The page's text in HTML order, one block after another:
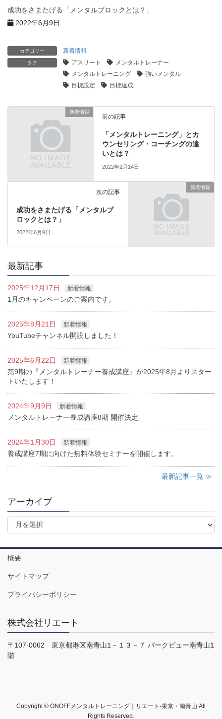
成功をさまたげる「メンタルブロックとは？」
2022年6月9日
カテゴリー 新着情報
タグ アスリート
メンタルトレーナー
メンタルトレーニング
強いメンタル
目標設定
目標達成
新着情報
前の記事
「メンタルトレーニング」とカ
ウンセリング・コーチングの違
いとは？
2022年2月14日
新着情報
次の記事
成功をさまたげる「メンタルブ
ロックとは？」
2022年6月9日
最新記事
2025年12月17日 新着情報
1月のキャンペーンのご案内です。
2025年8月21日 新着情報
YouTubeチャンネル開設しました！
2025年6月22日 新着情報
第9期の『メンタルトレーナー養成講座』が2025年8月よりスター
トいたします！
2024年9月9日 新着情報
メンタルトレーナー養成講座8期 開催決定
2024年1月30日 新着情報
養成講座7期に向けた無料体験セミナーを開催します。
最新記事一覧 ≫
アーカイブ
ア
イ
ブ
概要
サイトマップ
プライバシーポリシー
株式会社リエート
〒107-0062 東京都港区南青山1－１３－７ パークビュー南青山1
階
Copyright © ONOFFメンタルトレーニング｜リエート-東京・南青山 All
Rights Reserved.